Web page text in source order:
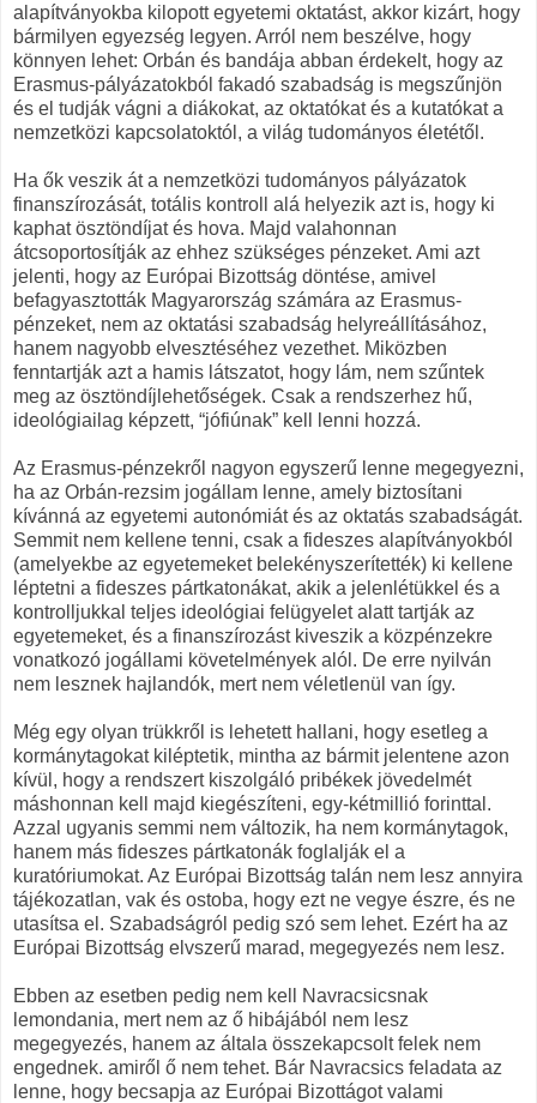
alapítványokba kilopott egyetemi oktatást, akkor kizárt, hogy
bármilyen egyezség legyen. Arról nem beszélve, hogy
könnyen lehet: Orbán és bandája abban érdekelt, hogy az
Erasmus-pályázatokból fakadó szabadság is megszűnjön
és el tudják vágni a diákokat, az oktatókat és a kutatókat a
nemzetközi kapcsolatoktól, a világ tudományos életétől.
Ha ők veszik át a nemzetközi tudományos pályázatok
finanszírozását, totális kontroll alá helyezik azt is, hogy ki
kaphat ösztöndíjat és hova. Majd valahonnan
átcsoportosítják az ehhez szükséges pénzeket. Ami azt
jelenti, hogy az Európai Bizottság döntése, amivel
befagyasztották Magyarország számára az Erasmus-
pénzeket, nem az oktatási szabadság helyreállításához,
hanem nagyobb elvesztéséhez vezethet. Miközben
fenntartják azt a hamis látszatot, hogy lám, nem szűntek
meg az ösztöndíjlehetőségek. Csak a rendszerhez hű,
ideológiailag képzett, “jófiúnak” kell lenni hozzá.
Az Erasmus-pénzekről nagyon egyszerű lenne megegyezni,
ha az Orbán-rezsim jogállam lenne, amely biztosítani
kívánná az egyetemi autonómiát és az oktatás szabadságát.
Semmit nem kellene tenni, csak a fideszes alapítványokból
(amelyekbe az egyetemeket belekényszerítették) ki kellene
léptetni a fideszes pártkatonákat, akik a jelenlétükkel és a
kontrolljukkal teljes ideológiai felügyelet alatt tartják az
egyetemeket, és a finanszírozást kiveszik a közpénzekre
vonatkozó jogállami követelmények alól. De erre nyilván
nem lesznek hajlandók, mert nem véletlenül van így.
Még egy olyan trükkről is lehetett hallani, hogy esetleg a
kormánytagokat kiléptetik, mintha az bármit jelentene azon
kívül, hogy a rendszert kiszolgáló pribékek jövedelmét
máshonnan kell majd kiegészíteni, egy-kétmillió forinttal.
Azzal ugyanis semmi nem változik, ha nem kormánytagok,
hanem más fideszes pártkatonák foglalják el a
kuratóriumokat. Az Európai Bizottság talán nem lesz annyira
tájékozatlan, vak és ostoba, hogy ezt ne vegye észre, és ne
utasítsa el. Szabadságról pedig szó sem lehet. Ezért ha az
Európai Bizottság elvszerű marad, megegyezés nem lesz.
Ebben az esetben pedig nem kell Navracsicsnak
lemondania, mert nem az ő hibájából nem lesz
megegyezés, hanem az általa összekapcsolt felek nem
engednek. amiről ő nem tehet. Bár Navracsics feladata az
lenne, hogy becsapja az Európai Bizottágot valami